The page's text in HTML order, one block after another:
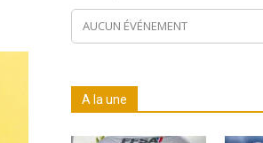
AUCUN ÉVÉNEMENT
A la une